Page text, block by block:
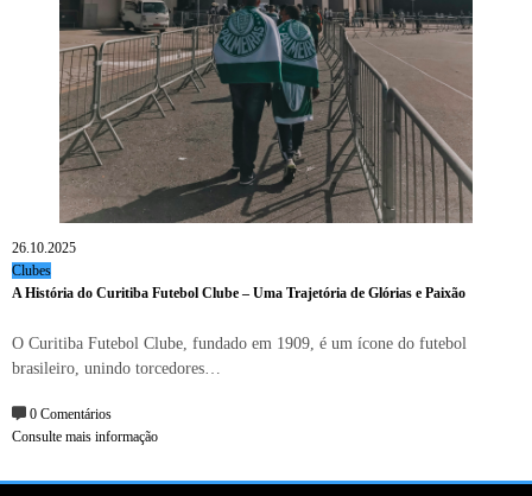
26.10.2025
Clubes
A História do Curitiba Futebol Clube – Uma Trajetória de Glórias e Paixão
O Curitiba Futebol Clube, fundado em 1909, é um ícone do futebol
brasileiro, unindo torcedores…
0 Comentários
Consulte mais informação